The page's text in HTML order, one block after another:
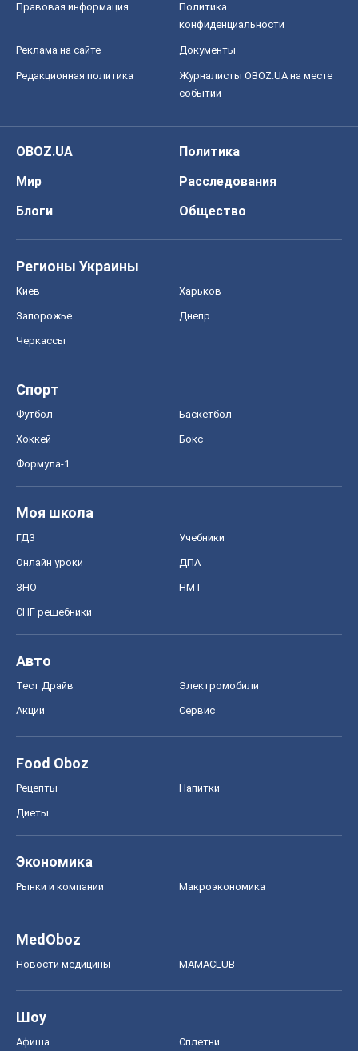
Правовая информация
Политика
конфиденциальности
Реклама на сайте Документы
Редакционная политика
Журналисты OBOZ.UA на месте
событий
OBOZ.UA
Политика
Мир
Расследования
Блоги
Общество
Регионы Украины
Киев Харьков
Запорожье Днепр
Черкассы
Спорт
Футбол Баскетбол
Хоккей Бокс
Формула-1
Моя школа
ГДЗ Учебники
Онлайн уроки ДПА
ЗНО НМТ
СНГ решебники
Авто
Тест Драйв Электромобили
Акции Сервис
Food Oboz
Рецепты Напитки
Диеты
Экономика
Рынки и компании Mакроэкономика
MedOboz
Новости медицины MAMACLUB
Шоу
Афиша Сплетни